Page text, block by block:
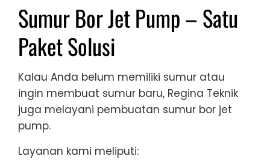
Sumur Bor Jet Pump – Satu
Paket Solusi
Kalau Anda belum memiliki sumur atau
ingin membuat sumur baru, Regina Teknik
juga melayani pembuatan sumur bor jet
pump.
Layanan kami meliputi: